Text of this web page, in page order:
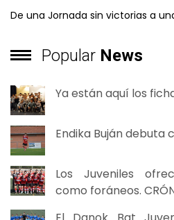
De una Jornada sin victorias a
Popular News
Ya están aquí los
Endika Buján debuta
Los Juveniles
como foráneos.